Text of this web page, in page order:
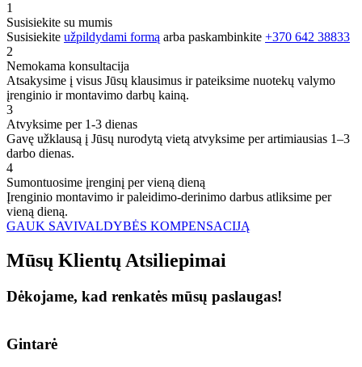
1
Susisiekite su mumis
Susisiekite užpildydami formą arba paskambinkite +370 642 38833
2
Nemokama konsultacija
Atsakysime į visus Jūsų klausimus ir pateiksime nuotekų valymo
įrenginio ir montavimo darbų kainą.
3
Atvyksime per 1-3 dienas
Gavę užklausą į Jūsų nurodytą vietą atvyksime per artimiausias 1–3
darbo dienas.
4
Sumontuosime įrenginį per vieną dieną
Įrenginio montavimo ir paleidimo-derinimo darbus atliksime per
vieną dieną.
GAUK SAVIVALDYBĖS KOMPENSACIJĄ
Mūsų Klientų Atsiliepimai
Dėkojame, kad renkatės mūsų paslaugas!
Gintarė